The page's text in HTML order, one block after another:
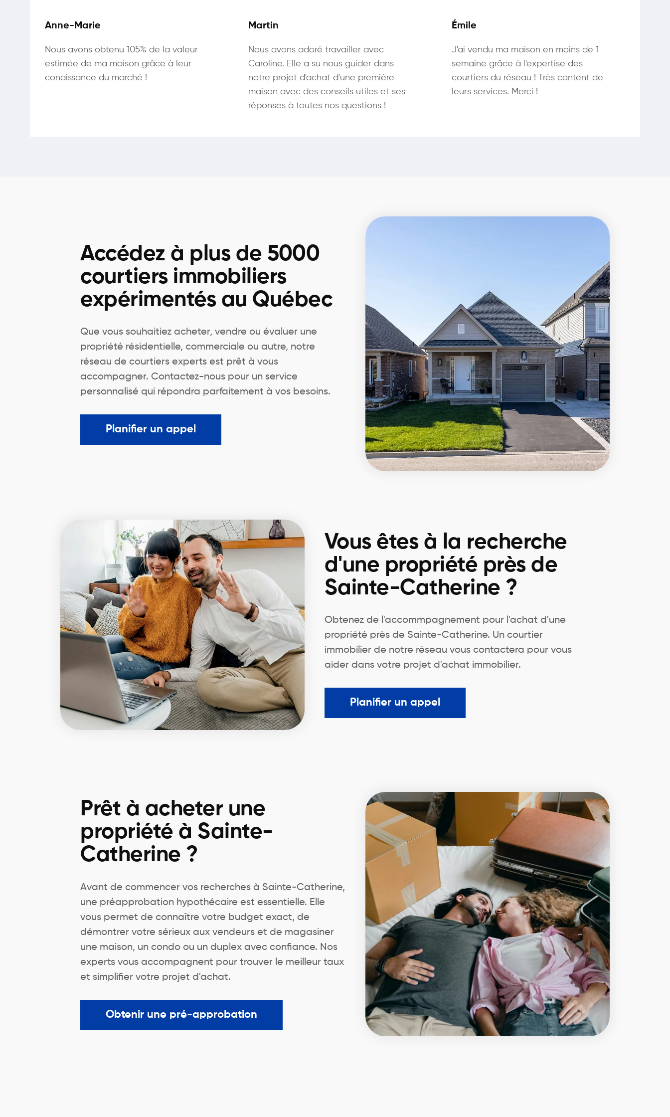
Anne-Marie
Nous avons obtenu 105% de la valeur
estimée de ma maison grâce à leur
conaissance du marché !
Martin
Nous avons adoré travailler avec
Caroline. Elle a su nous guider dans
notre projet d'achat d'une première
maison avec des conseils utiles et ses
réponses à toutes nos questions !
Émile
J'ai vendu ma maison en moins de 1
semaine grâce à l'expertise des
courtiers du réseau ! Très content de
leurs services. Merci !
Accédez à plus de 5000
courtiers immobiliers
expérimentés au Québec
Que vous souhaitiez acheter, vendre ou évaluer une
propriété résidentielle, commerciale ou autre, notre
réseau de courtiers experts est prêt à vous
accompagner. Contactez-nous pour un service
personnalisé qui répondra parfaitement à vos besoins.
Planifier un appel
Vous êtes à la recherche
d'une propriété près de
Sainte-Catherine ?
Obtenez de l'accommpagnement pour l'achat d'une
propriété près de Sainte-Catherine. Un courtier
immobilier de notre réseau vous contactera pour vous
aider dans votre projet d'achat immobilier.
Planifier un appel
Prêt à acheter une
propriété à Sainte-
Catherine ?
Avant de commencer vos recherches à Sainte-Catherine,
une préapprobation hypothécaire est essentielle. Elle
vous permet de connaître votre budget exact, de
démontrer votre sérieux aux vendeurs et de magasiner
une maison, un condo ou un duplex avec confiance. Nos
experts vous accompagnent pour trouver le meilleur taux
et simplifier votre projet d'achat.
Obtenir une pré-approbation